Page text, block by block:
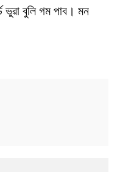
ভুৱা বুলি গম পাব। মন